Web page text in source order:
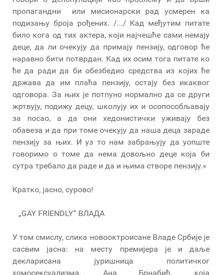
пропагандни или мисионарски рад усмерен ка
подизању броја рођених. /.../ Кад међутим питате
било кога од тих актера, који најчешће сами немају
деце, да ли очекују да примају пензију, одговор ће
наравно бити потврдан. Кад их осим тога питате ко
ће да ради да би обезбедио средства из којих ће
држава да им плаћа пензију, остају без икаквог
одговора. За њих је потпуно нормално да се други
жртвују, подижу децу, школују их и осопособљавају
за посао, а да они хедонистички уживају без
обавеза и да при томе очекују да наша деца зараде
пензију за њих. И уз то нам забрањују да уопште
говоримо о томе да нема довољно деце која би
сутра требало да раде и да и њима створе пензију.»
Кратко, јасно, сурово!
„GAY FRIENDLY“ ВЛАДА
У том смислу, слика новооктроисане Владе Србије је
сасвим јасна: на месту премијера је и даље
декларисана јуришница политичког
хомосексуализма, Ана Брнабић, која